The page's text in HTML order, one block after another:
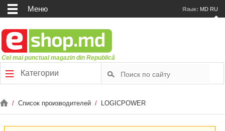
Меню Язык: MD RU
Cel mai punctual magazin din Republică
Категории
/ Список производителей / LOGICPOWER